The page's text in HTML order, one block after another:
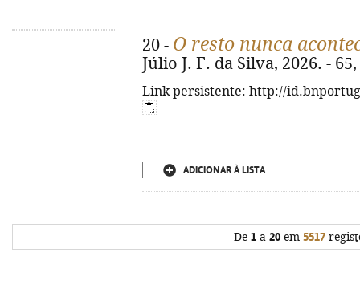
20 - O resto nunca
Júlio J. F. da Silva, 2026. -
Link persistente: http://
ADICIONAR À LISTA
De 1a 20em 5517